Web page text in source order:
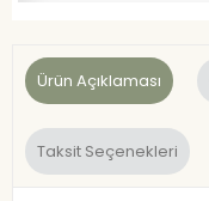
Ürün Açıklaması
Taksit Seçenekleri